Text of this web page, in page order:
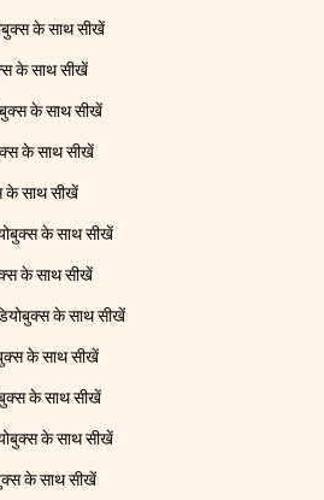
के साथ सीखें
के साथ सीखें
के साथ सीखें
के साथ सीखें
के साथ सीखें
के साथ सीखें
के साथ सीखें
के साथ सीखें
के साथ सीखें
के साथ सीखें
के साथ सीखें
के साथ सीखें